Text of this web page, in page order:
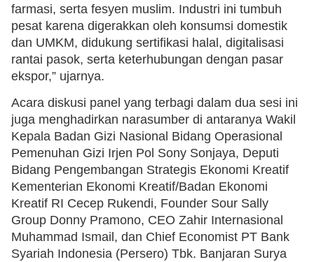
farmasi, serta fesyen muslim. Industri ini tumbuh
pesat karena digerakkan oleh konsumsi domestik
dan UMKM, didukung sertifikasi halal, digitalisasi
rantai pasok, serta keterhubungan dengan pasar
ekspor,” ujarnya.
Acara diskusi panel yang terbagi dalam dua sesi ini
juga menghadirkan narasumber di antaranya Wakil
Kepala Badan Gizi Nasional Bidang Operasional
Pemenuhan Gizi Irjen Pol Sony Sonjaya, Deputi
Bidang Pengembangan Strategis Ekonomi Kreatif
Kementerian Ekonomi Kreatif/Badan Ekonomi
Kreatif RI Cecep Rukendi, Founder Sour Sally
Group Donny Pramono, CEO Zahir Internasional
Muhammad Ismail, dan Chief Economist PT Bank
Syariah Indonesia (Persero) Tbk. Banjaran Surya